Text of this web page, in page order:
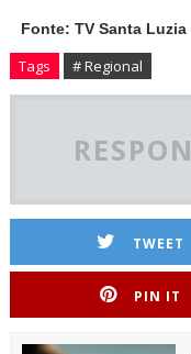
Fonte: TV Santa Luzia
Tags # Regional
TWEET
PIN IT